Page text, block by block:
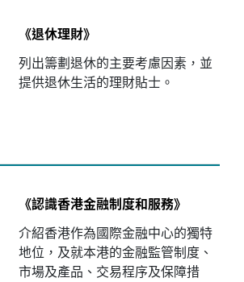
《退休理財》
列出籌劃退休的主要考慮因素，並
提供退休生活的理財貼士。
《認識香港金融制度和服務》
介紹香港作為國際金融中心的獨特
地位，及就本港的金融監管制度、
市場及產品、交易程序及保障措